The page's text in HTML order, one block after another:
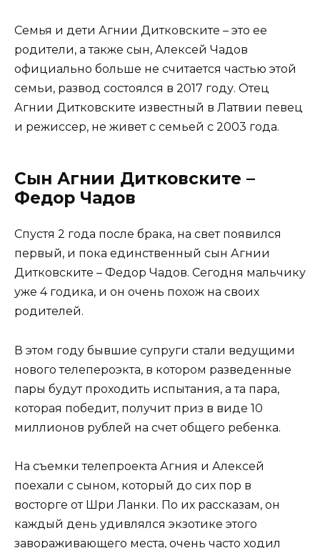
Семья и дети Агнии Дитковските – это ее
родители, а также сын, Алексей Чадов
официально больше не считается частью этой
семьи, развод состоялся в 2017 году. Отец
Агнии Дитковските известный в Латвии певец
и режиссер, не живет с семьей с 2003 года.
Сын Агнии Дитковските –
Федор Чадов
Спустя 2 года после брака, на свет появился
первый, и пока единственный сын Агнии
Дитковските – Федор Чадов. Сегодня мальчику
уже 4 годика, и он очень похож на своих
родителей.
В этом году бывшие супруги стали ведущими
нового телепероэкта, в котором разведенные
пары будут проходить испытания, а та пара,
которая победит, получит приз в виде 10
миллионов рублей на счет общего ребенка.
На съемки телепроекта Агния и Алексей
поехали с сыном, который до сих пор в
восторге от Шри Ланки. По их рассказам, он
каждый день удивлялся экзотике этого
завораживающего места, очень часто ходил